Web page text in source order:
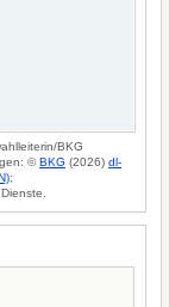
BKG
©BKG (2026) dl-
;